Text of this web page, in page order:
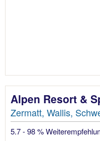
Alpen Resort &
Zermatt, Wallis,
5.7 - 98 %